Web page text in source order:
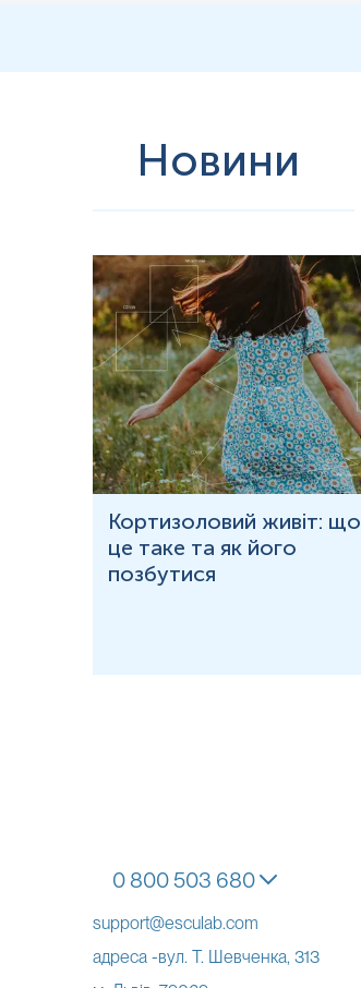
Новини
Кортизоловий живіт: що
це таке та як його
позбутися
0 800 503 680
support@esculab.com
адреса -вул. Т. Шевченка, 313